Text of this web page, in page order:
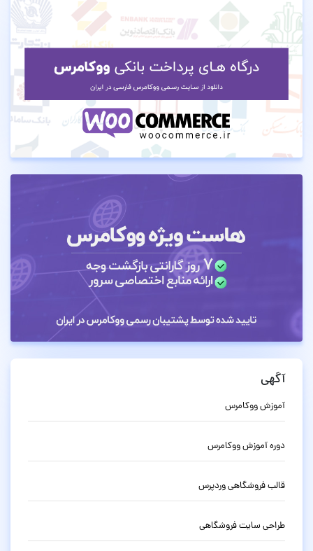
آگهی
آموزش ووکامرس
دوره آموزش ووکامرس
قالب فروشگاهی وردپرس
طراحی سایت فروشگاهی